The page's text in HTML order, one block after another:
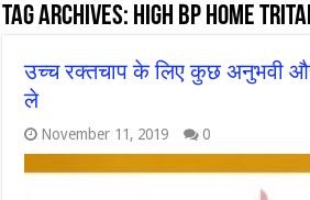
Tag Archives: high bp home
उच्च रक्तचाप के लिए कुछ अनुभवी
ले
November 11, 2019 0